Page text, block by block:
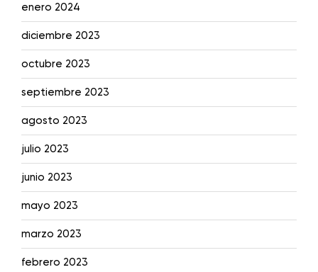
enero 2024
diciembre 2023
octubre 2023
septiembre 2023
agosto 2023
julio 2023
junio 2023
mayo 2023
marzo 2023
febrero 2023